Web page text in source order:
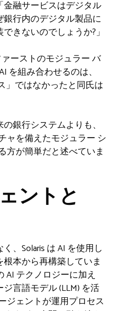
融サービスはデジタル
行内のデジタル製品に
きないのでしょうか?」
ァーストのモジュラー バ
を組み合わせるのは、
」ではなかったと同氏は
銀行システムよりも、
ャを備えたモジュラー シ
方が簡単だと述べていま
ントと
、Solaris は AI を使用し
本から再構築していま
AI テクノロジーに加え
言語モデル (LLM) を活
ジェントが運用プロセス